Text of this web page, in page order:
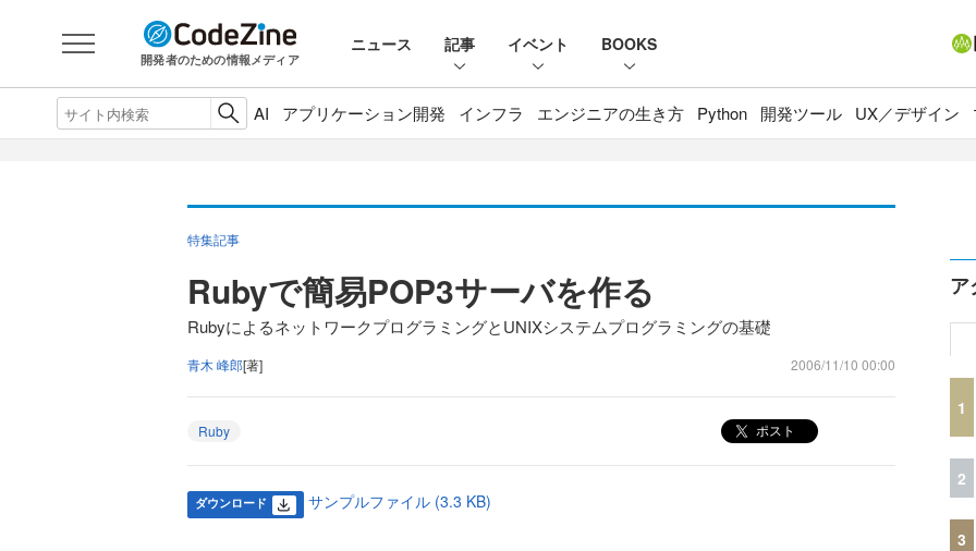
開発者のための情報メディア
ニュース 記事 イベント BOOKS
AI アプリケーション開発 インフラ エンジニアの生き方 Python 開発ツール UX／デザイン
特集記事
Rubyで簡易POP3サーバを作る
RubyによるネットワークプログラミングとUNIXシステムプログラミングの基礎
青木 峰郎[著] 2006/11/10 00:00
Ruby ポスト
ダウンロード サンプルファイル (3.3 KB)
ア
1
2
3